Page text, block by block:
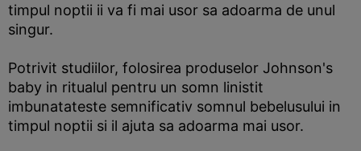
timpul noptii ii va fi mai usor sa adoarma de unul
singur.
Potrivit studiilor, folosirea produselor Johnson's
baby in ritualul pentru un somn linistit
imbunatateste semnificativ somnul bebelusului in
timpul noptii si il ajuta sa adoarma mai usor.